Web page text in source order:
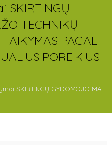
SKIRTINGŲ
TECHNIKŲ
PAGAL
POREIKIUS
SKIRTINGŲ GYDOMOJO